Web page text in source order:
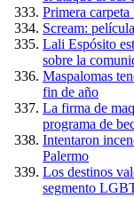
Primera
Scream:
Lali Espósito
sobre la
Maspalomas
fin de año
La firma de
programa de
Intentaron
Palermo
Los destinos
segmento